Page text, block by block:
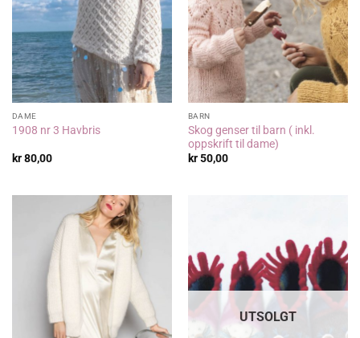
DAME
1908 nr 3 Havbris
kr80,00
BARN
Skog genser til barn ( inkl.
oppskrift til dame)
kr50,00
UTSOLGT